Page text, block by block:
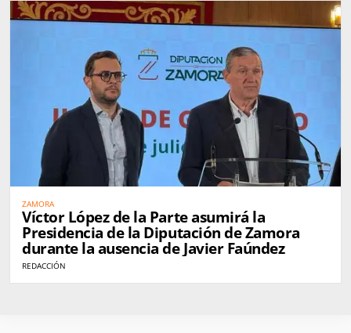
ZAMORA
Víctor López de la Parte asumirá la
Presidencia de la Diputación de Zamora
durante la ausencia de Javier Faúndez
REDACCIÓN